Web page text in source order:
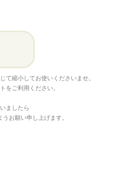
縮小してお使いくださいませ。
をご利用ください。
ましたら
お願い申し上げます。